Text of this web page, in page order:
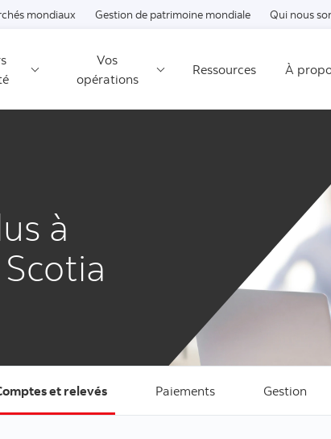
Passer au contenu
mondiaux Gestion de patrimoine mondiale Qui nous
Vos
opérations
Ressources À
à
et relevés Paiements Gestion